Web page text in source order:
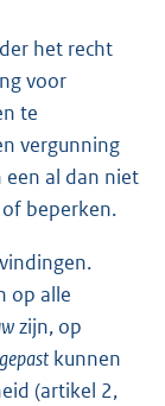
het recht
voor
te
vergunning
al dan niet
beperken.
op alle
zijn, op
kunnen
(artikel 2,